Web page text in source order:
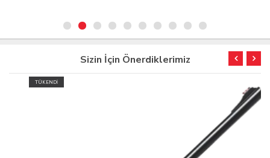
Sizin İçin Önerdiklerimiz
TÜKENDİ